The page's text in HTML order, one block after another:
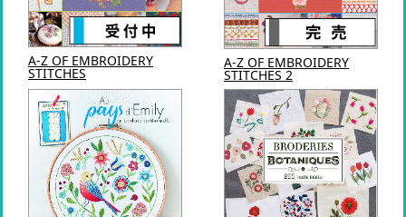
A-Z OF EMBROIDERY
STITCHES
A-Z OF EMBROIDERY
STITCHES 2